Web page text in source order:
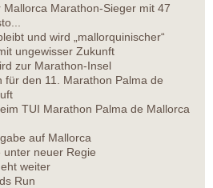
Mallorca Marathon-Sieger mit 47
und wird „mallorquinischer“
ungewisser Zukunft
zur Marathon-Insel
für den 11. Marathon Palma de
TUI Marathon Palma de Mallorca
auf Mallorca
unter neuer Regie
weiter
Run